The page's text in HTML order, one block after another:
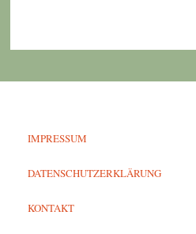
IMPRESSUM
DATENSCHUTZERKLÄRUNG
KONTAKT